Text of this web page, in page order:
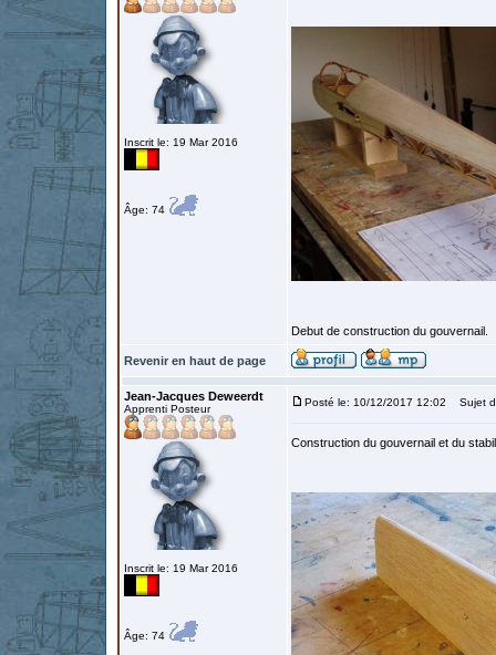
Inscrit le: 19 Mar 2016
Âge: 74
Debut de construction du gouvernail.
Revenir en haut de page
Jean-Jacques Deweerdt
Apprenti Posteur
Inscrit le: 19 Mar 2016
Âge: 74
Posté le: 10/12/2017 12:02 Sujet
Construction du gouvernail et du